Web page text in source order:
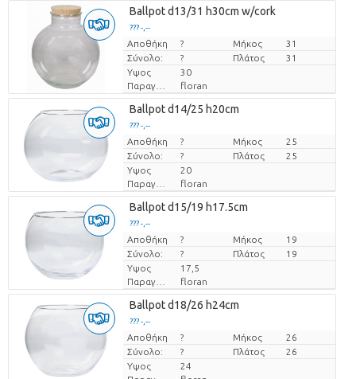
Ballpot d13/31 h30cm w/cork
??? -,--
Τιμή ανά τεμάχιο
Αποθήκη ? Μήκος
31
Σύνολο:
? Πλάτος
31
Υψος
30
Παραγωγός
floran
Ballpot d14/25 h20cm
??? -,--
Τιμή ανά τεμάχιο
Αποθήκη ? Μήκος
25
Σύνολο:
? Πλάτος
25
Υψος
20
Παραγωγός
floran
Ballpot d15/19 h17.5cm
??? -,--
Τιμή ανά τεμάχιο
Αποθήκη ? Μήκος
19
Σύνολο:
? Πλάτος
19
Υψος
17,5
Παραγωγός
floran
Ballpot d18/26 h24cm
??? -,--
Τιμή ανά τεμάχιο
Αποθήκη ? Μήκος
26
Σύνολο:
? Πλάτος
26
Υψος
24